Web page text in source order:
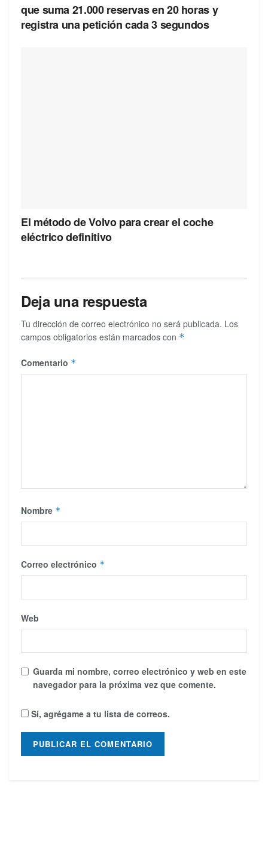
que suma 21.000 reservas en 20 horas y
registra una petición cada 3 segundos
El método de Volvo para crear el coche
eléctrico definitivo
Deja una respuesta
Tu dirección de correo electrónico no será publicada. Los
campos obligatorios están marcados con *
Comentario *
Nombre *
Correo electrónico *
Web
Guarda mi nombre, correo electrónico y web en este
navegador para la próxima vez que comente.
Sí, agrégame a tu lista de correos.